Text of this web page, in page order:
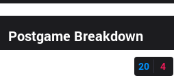
Postgame Breakdown
20
4